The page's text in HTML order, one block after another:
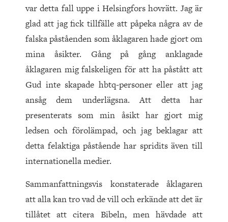
var detta fall uppe i Helsingfors hovrätt. Jag är
glad att jag fick tillfälle att påpeka några av de
falska påståenden som åklagaren hade gjort om
mina åsikter. Gång på gång anklagade
åklagaren mig falskeligen för att ha påstått att
Gud inte skapade hbtq-personer eller att jag
ansåg dem underlägsna. Att detta har
presenterats som min åsikt har gjort mig
ledsen och förolämpad, och jag beklagar att
detta felaktiga påstående har spridits även till
internationella medier.
Sammanfattningsvis konstaterade åklagaren
att alla kan tro vad de vill och erkände att det är
tillåtet att citera Bibeln, men hävdade att